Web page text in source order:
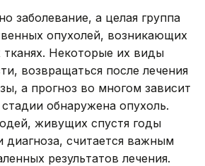
заболевание, а целая группа
опухолей, возникающих
тканях. Некоторые их виды
возвращаться после лечения
а прогноз во многом зависит
обнаружена опухоль.
живущих спустя годы
диагноза, считается важным
результатов лечения.